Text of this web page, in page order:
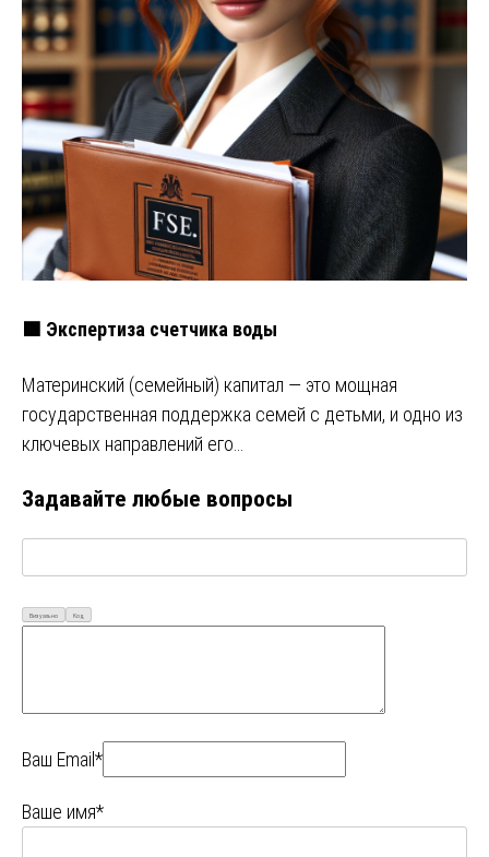
🟩 Экспертиза счетчика воды
Материнский (семейный) капитал — это мощная
государственная поддержка семей с детьми, и одно из
ключевых направлений его…
Задавайте любые вопросы
Визуально Код
Ваш Email*
Ваше имя*